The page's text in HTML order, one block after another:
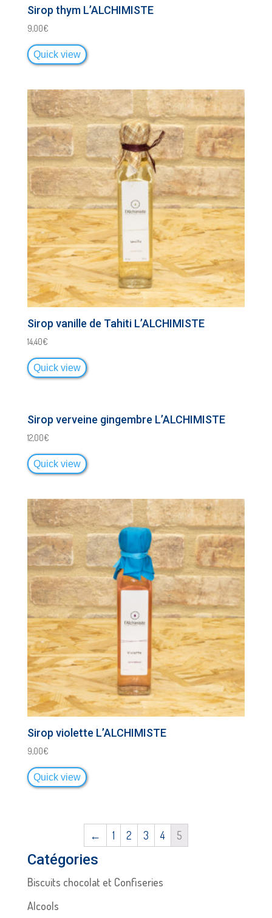
Sirop thym L’ALCHIMISTE
9,00€
Quick view
Sirop vanille de Tahiti L’ALCHIMISTE
14,40€
Quick view
Sirop verveine gingembre L’ALCHIMISTE
12,00€
Quick view
Sirop violette L’ALCHIMISTE
9,00€
Quick view
← 1 2 3 4 5
Catégories
Biscuits chocolat et Confiseries
Alcools